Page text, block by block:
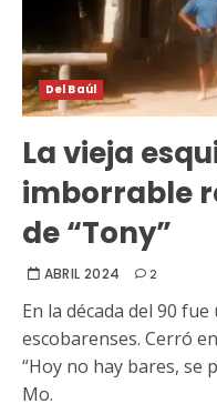
Del Baúl
La vieja
imborrable
de “Tony”
ABRIL 2024 2
En la década del 90
escobarenses. Cerró
“Hoy no hay bares, se
Mo.